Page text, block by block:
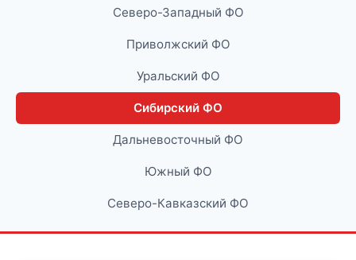
Северо-Западный ФО
Приволжский ФО
Уральский ФО
Сибирский ФО
Дальневосточный ФО
Южный ФО
Северо-Кавказский ФО